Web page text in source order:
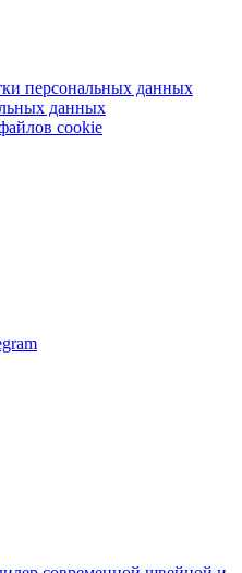
персональных данных
данных
cookie